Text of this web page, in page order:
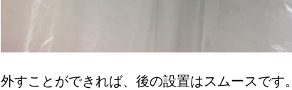
外すことができれば、後の設置はスムースです。